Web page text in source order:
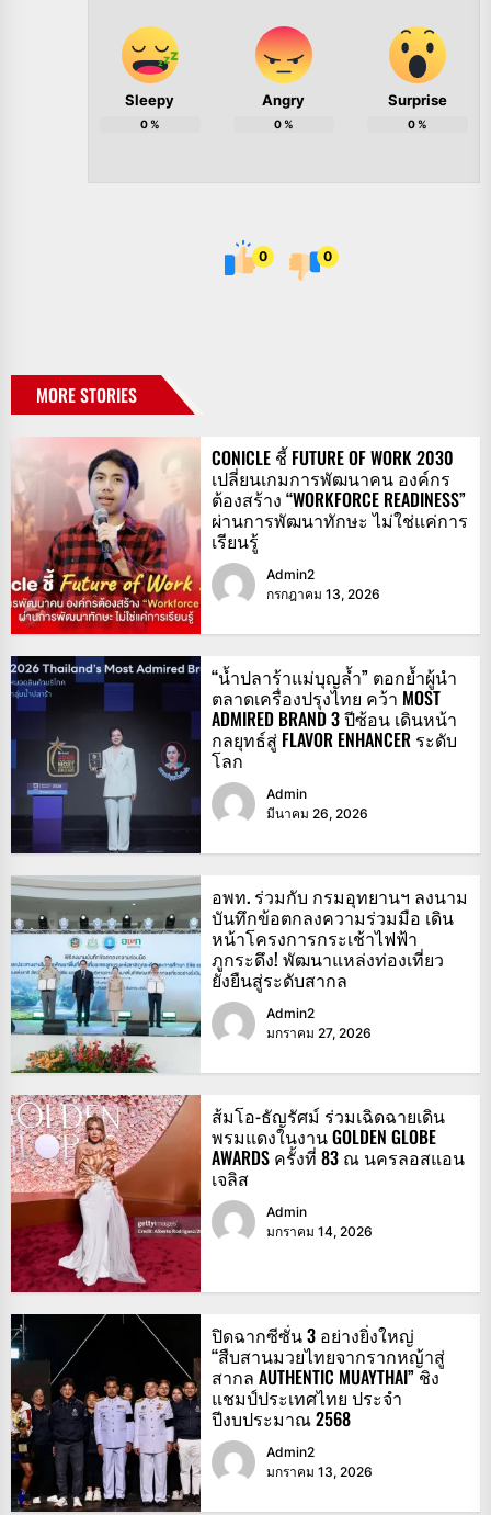
Sleepy
0%
Angry
0%
Surprise
0%
0 0
MORE STORIES
CONICLE ชี้ FUTURE OF WORK 2030
เปลี่ยนเกมการพัฒนาคน องค์กร
ต้องสร้าง “WORKFORCE READINESS”
ผ่านการพัฒนาทักษะ ไม่ใช่แค่การ
เรียนรู้
Admin2
กรกฎาคม 13, 2026
“น้ำปลาร้าแม่บุญล้ำ” ตอกย้ำผู้นำ
ตลาดเครื่องปรุงไทย คว้า MOST
ADMIRED BRAND 3 ปีซ้อน เดินหน้า
กลยุทธ์สู่ FLAVOR ENHANCER ระดับ
โลก
Admin
มีนาคม 26, 2026
อพท. ร่วมกับ กรมอุทยานฯ ลงนาม
บันทึกข้อตกลงความร่วมมือ เดิน
หน้าโครงการกระเช้าไฟฟ้า
ภูกระดึง! พัฒนาแหล่งท่องเที่ยว
ยั่งยืนสู่ระดับสากล
Admin2
มกราคม 27, 2026
ส้มโอ-ธัญรัศม์ ร่วมเฉิดฉายเดิน
พรมแดงในงาน GOLDEN GLOBE
AWARDS ครั้งที่ 83 ณ นครลอสแอน
เจลิส
Admin
มกราคม 14, 2026
ปิดฉากซีซั่น 3 อย่างยิ่งใหญ่
“สืบสานมวยไทยจากรากหญ้าสู่
สากล AUTHENTIC MUAYTHAI” ชิง
แชมป์ประเทศไทย ประจำ
ปีงบประมาณ 2568
Admin2
มกราคม 13, 2026